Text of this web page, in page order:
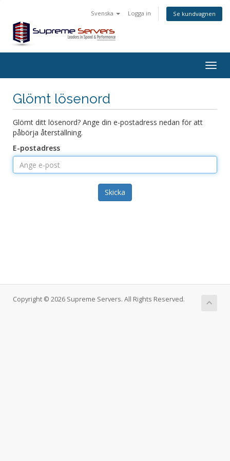
Svenska Logga in Se kundvagnen
Glömt lösenord
Glömt ditt lösenord? Ange din e-postadress nedan för att
påbörja återställning.
E-postadress
Skicka
Copyright © 2026 Supreme Servers. All Rights Reserved.